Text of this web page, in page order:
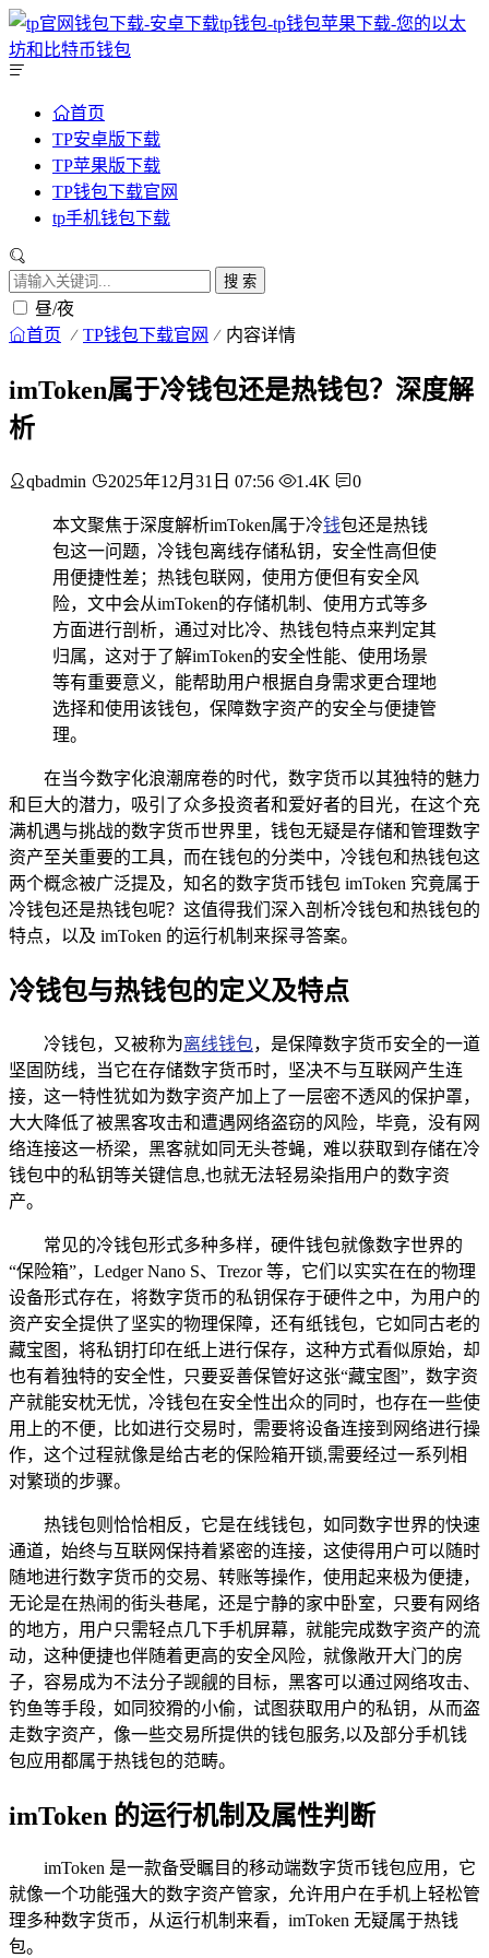
首页
TP安卓版下载
TP苹果版下载
TP钱包下载官网
tp手机钱包下载
搜 索
昼/夜
首页 TP钱包下载官网 内容详情
imToken属于冷钱包还是热钱包？深度解
析
qbadmin 2025年12月31日 07:56 1.4K 0
本文聚焦于深度解析imToken属于冷钱包还是热钱
包这一问题，冷钱包离线存储私钥，安全性高但使
用便捷性差；热钱包联网，使用方便但有安全风
险，文中会从imToken的存储机制、使用方式等多
方面进行剖析，通过对比冷、热钱包特点来判定其
归属，这对于了解imToken的安全性能、使用场景
等有重要意义，能帮助用户根据自身需求更合理地
选择和使用该钱包，保障数字资产的安全与便捷管
理。
在当今数字化浪潮席卷的时代，数字货币以其独特的魅力
和巨大的潜力，吸引了众多投资者和爱好者的目光，在这个充
满机遇与挑战的数字货币世界里，钱包无疑是存储和管理数字
资产至关重要的工具，而在钱包的分类中，冷钱包和热钱包这
两个概念被广泛提及，知名的数字货币钱包 imToken 究竟属于
冷钱包还是热钱包呢？这值得我们深入剖析冷钱包和热钱包的
特点，以及 imToken 的运行机制来探寻答案。
冷钱包与热钱包的定义及特点
冷钱包，又被称为离线钱包，是保障数字货币安全的一道
坚固防线，当它在存储数字货币时，坚决不与互联网产生连
接，这一特性犹如为数字资产加上了一层密不透风的保护罩，
大大降低了被黑客攻击和遭遇网络盗窃的风险，毕竟，没有网
络连接这一桥梁，黑客就如同无头苍蝇，难以获取到存储在冷
钱包中的私钥等关键信息,也就无法轻易染指用户的数字资
产。
常见的冷钱包形式多种多样，硬件钱包就像数字世界的
“保险箱”，Ledger Nano S、Trezor 等，它们以实实在在的物理
设备形式存在，将数字货币的私钥保存于硬件之中，为用户的
资产安全提供了坚实的物理保障，还有纸钱包，它如同古老的
藏宝图，将私钥打印在纸上进行保存，这种方式看似原始，却
也有着独特的安全性，只要妥善保管好这张“藏宝图”，数字资
产就能安枕无忧，冷钱包在安全性出众的同时，也存在一些使
用上的不便，比如进行交易时，需要将设备连接到网络进行操
作，这个过程就像是给古老的保险箱开锁,需要经过一系列相
对繁琐的步骤。
热钱包则恰恰相反，它是在线钱包，如同数字世界的快速
通道，始终与互联网保持着紧密的连接，这使得用户可以随时
随地进行数字货币的交易、转账等操作，使用起来极为便捷，
无论是在热闹的街头巷尾，还是宁静的家中卧室，只要有网络
的地方，用户只需轻点几下手机屏幕，就能完成数字资产的流
动，这种便捷也伴随着更高的安全风险，就像敞开大门的房
子，容易成为不法分子觊觎的目标，黑客可以通过网络攻击、
钓鱼等手段，如同狡猾的小偷，试图获取用户的私钥，从而盗
走数字资产，像一些交易所提供的钱包服务,以及部分手机钱
包应用都属于热钱包的范畴。
imToken 的运行机制及属性判断
imToken 是一款备受瞩目的移动端数字货币钱包应用，它
就像一个功能强大的数字资产管家，允许用户在手机上轻松管
理多种数字货币，从运行机制来看，imToken 无疑属于热钱
包。